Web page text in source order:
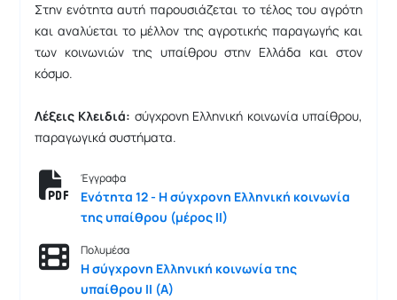
Στην ενότητα αυτή παρουσιάζεται το τέλος του αγρότη
και αναλύεται το μέλλον της αγροτικής παραγωγής και
των κοινωνιών της υπαίθρου στην Ελλάδα και στον
κόσμο.
Λέξεις Κλειδιά: σύγχρονη Ελληνική κοινωνία υπαίθρου,
παραγωγικά συστήματα.
Έγγραφα
Ενότητα 12 - Η σύγχρονη Ελληνική κοινωνία
της υπαίθρου (μέρος ΙΙ)
Πολυμέσα
Η σύγχρονη Ελληνική κοινωνία της
υπαίθρου ΙΙ (Α)